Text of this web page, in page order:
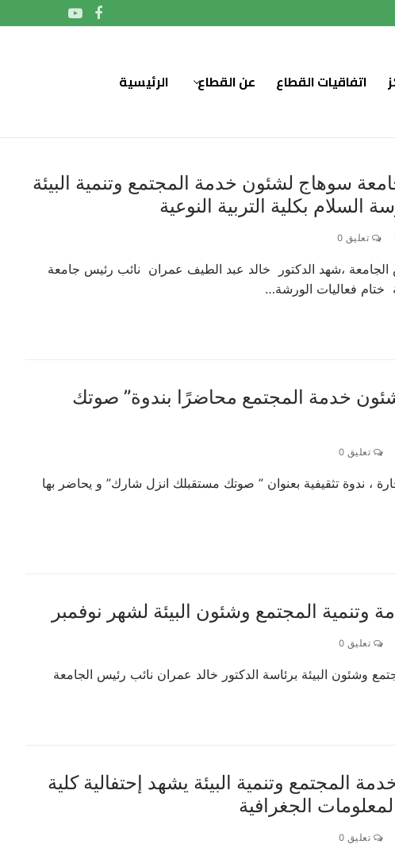
الرئيسية عن القطاع اتفاقيات القطاع
سوهاج لشئون خدمة المجتمع وتنمية البيئة
بكلية التربية النوعية
تعليق 0
،شهد الدكتور خالد عبد الطيف عمران نائب رئيس جامعة
ختام فعاليات الورشة…
خدمة المجتمع محاضرًا بندوة” صوتك
تعليق 0
، ندوة تثقيفية بعنوان ” صوتك مستقبلك انزل شارك” و يحاضر بها
وتنمية المجتمع وشئون البيئة لشهر نوفمبر
تعليق 0
وشئون البيئة برئاسة الدكتور خالد عمران نائب رئيس الجامعة
المجتمع وتنمية البيئة يشهد إحتفالية كلية
الجغرافية
تعليق 0